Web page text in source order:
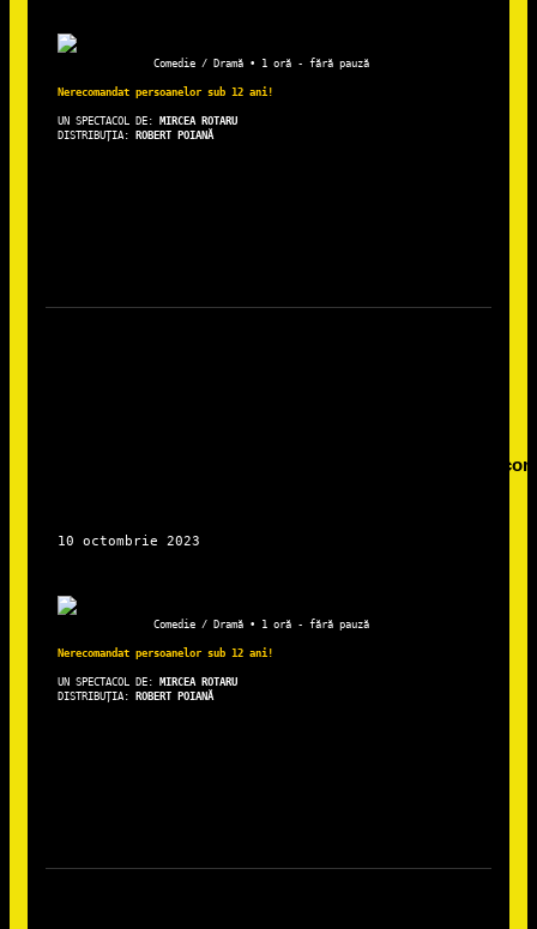
Comedie / Dramă • 1 oră - fără pauză
Nerecomandat persoanelor sub 12 ani!
UN SPECTACOL DE:
DISTRIBUȚIA: ROBERT POIANĂ
Comedie / Dramă • 1 oră - fără pauză
Nerecomandat persoanelor sub 12 ani!
UN SPECTACOL DE:
DISTRIBUȚIA: ROBERT POIANĂ